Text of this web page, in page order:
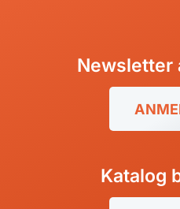
Newsletter
Katalog